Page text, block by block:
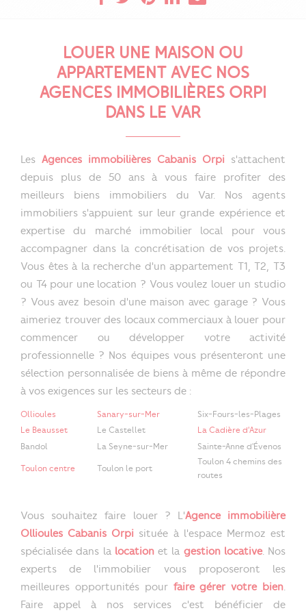
LOUER UNE MAISON OU
APPARTEMENT AVEC NOS
AGENCES IMMOBILIÈRES ORPI
DANS LE VAR
Les Agences immobilières Cabanis Orpi s'attachent
depuis plus de 50 ans à vous faire profiter des
meilleurs biens immobiliers du Var. Nos agents
immobiliers s'appuient sur leur grande expérience et
expertise du marché immobilier local pour vous
accompagner dans la concrétisation de vos projets.
Vous êtes à la recherche d'un appartement T1, T2, T3
ou T4 pour une location ? Vous voulez louer un studio
? Vous avez besoin d'une maison avec garage ? Vous
aimeriez trouver des locaux commerciaux à louer pour
commencer ou développer votre activité
professionnelle ? Nos équipes vous présenteront une
sélection personnalisée de biens à même de répondre
à vos exigences sur les secteurs de :
Ollioules Sanary-sur-Mer
Six-Fours-les-Plages
Le Beausset
Le Castellet
La Cadière d'Azur
Bandol
La Seyne-sur-Mer Sainte-Anne d'Évenos
Toulon centre Toulon le port
Toulon 4 chemins des
routes
Vous souhaitez faire louer ? L'Agence immobilière
Ollioules Cabanis Orpi située à l'espace Mermoz est
spécialisée dans lalocationet la gestion locative. Nos
experts de l'immobilier vous proposeront les
meilleures opportunités pour faire gérer votre bien.
Faire appel à nos services c'est bénéficier de